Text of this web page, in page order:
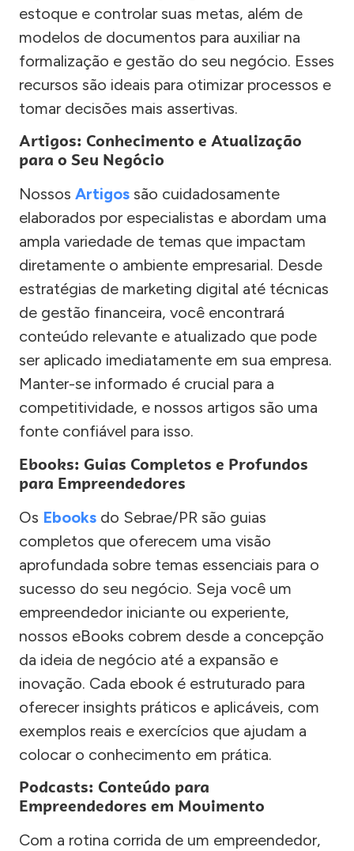
estoque e controlar suas metas, além de
modelos de documentos para auxiliar na
formalização e gestão do seu negócio. Esses
recursos são ideais para otimizar processos e
tomar decisões mais assertivas.
Artigos: Conhecimento e Atualização
para o Seu Negócio
Nossos Artigos são cuidadosamente
elaborados por especialistas e abordam uma
ampla variedade de temas que impactam
diretamente o ambiente empresarial. Desde
estratégias de marketing digital até técnicas
de gestão financeira, você encontrará
conteúdo relevante e atualizado que pode
ser aplicado imediatamente em sua empresa.
Manter-se informado é crucial para a
competitividade, e nossos artigos são uma
fonte confiável para isso.
Ebooks: Guias Completos e Profundos
para Empreendedores
Os Ebooks do Sebrae/PR são guias
completos que oferecem uma visão
aprofundada sobre temas essenciais para o
sucesso do seu negócio. Seja você um
empreendedor iniciante ou experiente,
nossos eBooks cobrem desde a concepção
da ideia de negócio até a expansão e
inovação. Cada ebook é estruturado para
oferecer insights práticos e aplicáveis, com
exemplos reais e exercícios que ajudam a
colocar o conhecimento em prática.
Podcasts: Conteúdo para
Empreendedores em Movimento
Com a rotina corrida de um empreendedor,